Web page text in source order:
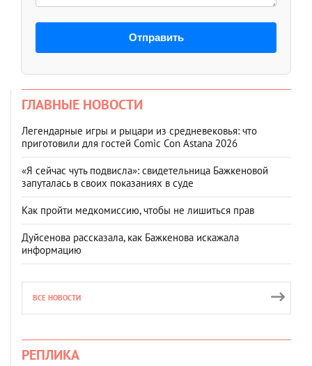
Отправить
ГЛАВНЫЕ НОВОСТИ
Легендарные игры и рыцари из средневековья: что
приготовили для гостей Comic Con Astana 2026
«Я сейчас чуть подвисла»: свидетельница Бажкеновой
запуталась в своих показаниях в суде
Как пройти медкомиссию, чтобы не лишиться прав
Дуйсенова рассказала, как Бажкенова искажала
информацию
ВСЕ НОВОСТИ
РЕПЛИКА